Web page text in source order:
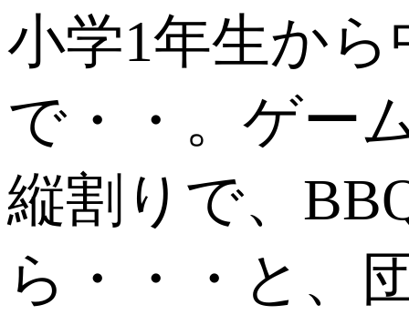
小学1年生か
で・・。ゲー
縦割りで、
ら・・・と、